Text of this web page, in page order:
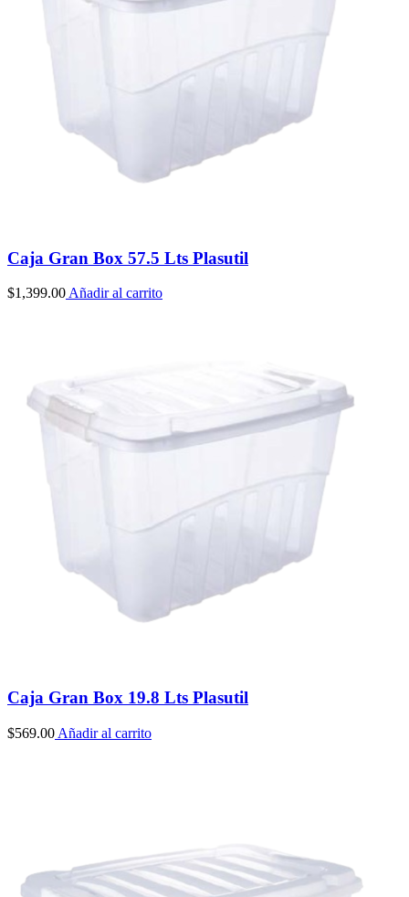
Caja Gran Box 57.5 Lts Plasutil
$1,399.00Añadir al carrito
Caja Gran Box 19.8 Lts Plasutil
$569.00 Añadir al carrito